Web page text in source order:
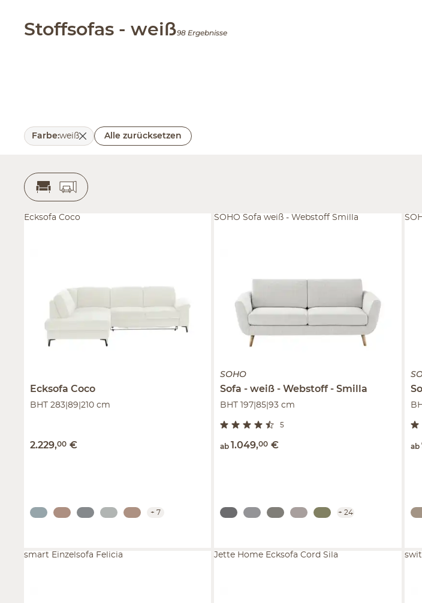
Stoffsofas - weiß98 Ergebnisse
Farbe:weiß Alle zurücksetzen
EcksofaCoco
BHT 283|89|210 cm
2.229,00 €
Ecksofa Coco
+7
SOHO
Sofa weiß - Webstoff Smilla
BHT 197|85|93 cm
5
ab 1.049,00 €
SOHO Sofa weiß - Webstoff Smilla
+24
ab
smart Einzelsofa Felicia Jette Home Ecksofa Cord Sila